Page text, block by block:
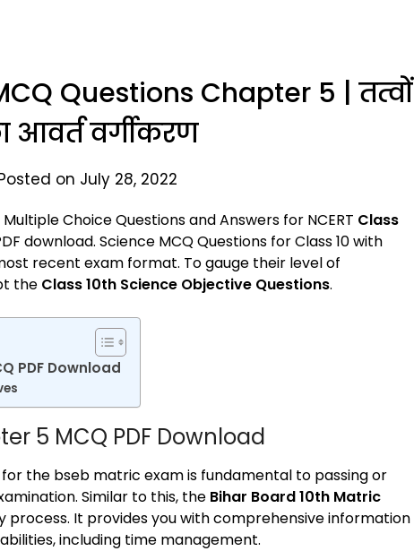
Questions Chapter 5 | तत्वों
आवर्त वर्गीकरण
on July 28, 2022
Choice Questions and Answers for NCERT Class
download. Science MCQ Questions for Class 10 with
recent exam format. To gauge their level of
the Class 10th Science Objective Questions.
PDF Download
5 MCQ PDF Download
the bseb matric exam is fundamental to passing or
Similar to this, the Bihar Board 10th Matric
process. It provides you with comprehensive information
including time management.